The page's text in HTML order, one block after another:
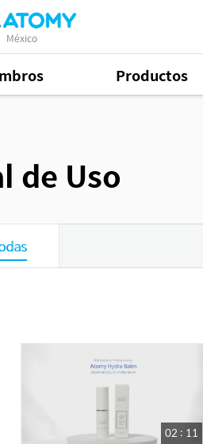
México
Productos
de Uso
02 : 11